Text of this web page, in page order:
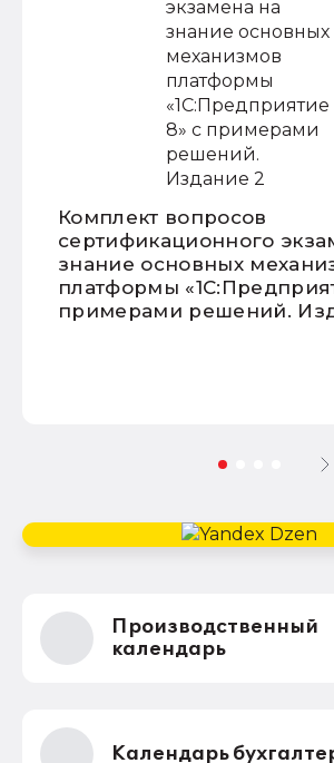
Комплект вопросов
сертификационного
знание основных
платформы
примерами решений.
Производственный
календарь
Календарь